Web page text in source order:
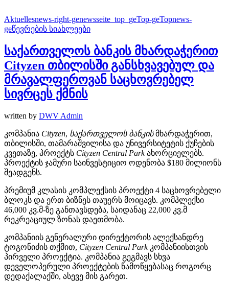
Aktuellesnews-right-genewsseite_top_geTop-geTopnews-
geწევრების სიახლეები
საქართველოს ბანკის მხარდაჭერით
Cityzen თბილისში განსხვავებულ და
მრავალფეროვან საცხოვრებელ
სივრცეს ქმნის
written by DWV Admin
კომპანია Cityzen, საქართველოს ბანკისმხარდაჭერით,
თბილისში, თამარაშვილისა და უნივერსიტეტის ქუჩების
კვეთაზე, პროექტს Cityzen Central Parkახორციელებს.
პროექტის ჯამური საინვესტიციო ოდენობა $180 მილიონს
შეადგენს.
პრემიუმ კლასის კომპლექსის პროექტი 4 საცხოვრებელი
ბლოკს და ერთ ბიზნეს თაუერს მოიცავს. კომპლექსი
46,000 კვ.მ-ზე განთავსდება, საიდანაც 22,000 კვ.მ
რეკრეაციულ ზონას დაეთმობა.
კომპანიის გენერალური დირექტორის ალექსანდრე
ტოგონიძის თქმით, Cityzen Central Park კომპანიისთვის
პირველი პროექტია. კომპანია გეგმავს სხვა
დეველოპერული პროექტების წამოწყებასაც როგორც
დედაქალაქში, ასევე მის გარეთ.